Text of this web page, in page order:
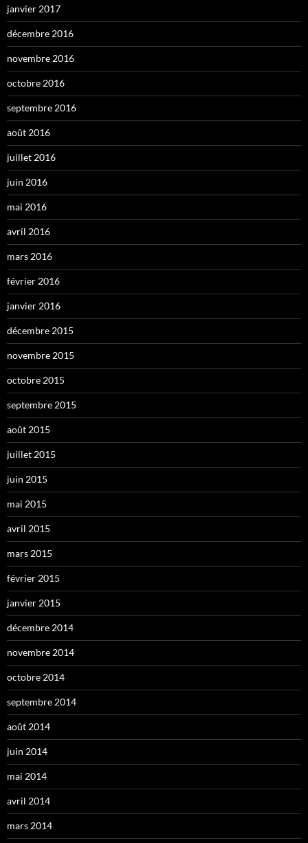
janvier 2017
décembre 2016
novembre 2016
octobre 2016
septembre 2016
août 2016
juillet 2016
juin 2016
mai 2016
avril 2016
mars 2016
février 2016
janvier 2016
décembre 2015
novembre 2015
octobre 2015
septembre 2015
août 2015
juillet 2015
juin 2015
mai 2015
avril 2015
mars 2015
février 2015
janvier 2015
décembre 2014
novembre 2014
octobre 2014
septembre 2014
août 2014
juin 2014
mai 2014
avril 2014
mars 2014